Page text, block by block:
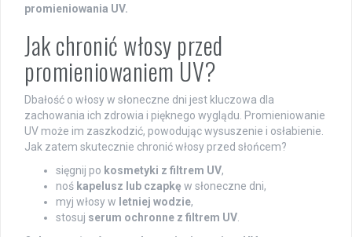
promieniowania UV.
Jak chronić włosy przed
promieniowaniem UV?
Dbałość o włosy w słoneczne dni jest kluczowa dla
zachowania ich zdrowia i pięknego wyglądu. Promieniowanie
UV może im zaszkodzić, powodując wysuszenie i osłabienie.
Jak zatem skutecznie chronić włosy przed słońcem?
sięgnij po kosmetyki z filtrem UV,
noś kapelusz lub czapkę w słoneczne dni,
myj włosy w letniej wodzie,
stosuj serum ochronne z filtrem UV